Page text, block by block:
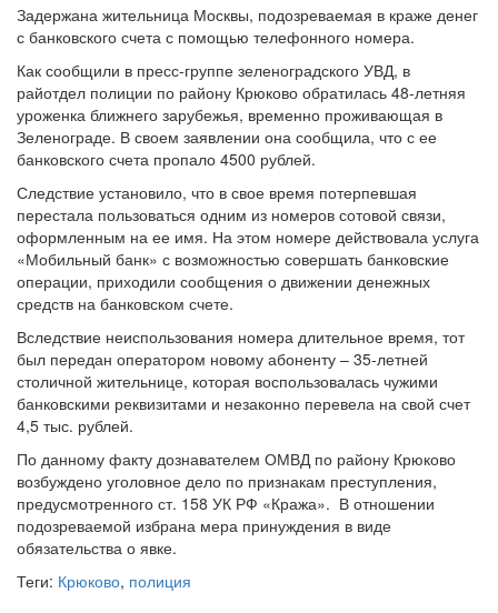
Задержана жительница Москвы, подозреваемая в краже денег
с банковского счета с помощью телефонного номера.
Как сообщили в пресс-группе зеленоградского УВД, в
райотдел полиции по району Крюково обратилась 48-летняя
уроженка ближнего зарубежья, временно проживающая в
Зеленограде. В своем заявлении она сообщила, что с ее
банковского счета пропало 4500 рублей.
Следствие установило, что в свое время потерпевшая
перестала пользоваться одним из номеров сотовой связи,
оформленным на ее имя. На этом номере действовала услуга
«Мобильный банк» с возможностью совершать банковские
операции, приходили сообщения о движении денежных
средств на банковском счете.
Вследствие неиспользования номера длительное время, тот
был передан оператором новому абоненту – 35-летней
столичной жительнице, которая воспользовалась чужими
банковскими реквизитами и незаконно перевела на свой счет
4,5 тыс. рублей.
По данному факту дознавателем ОМВД по району Крюково
возбуждено уголовное дело по признакам преступления,
предусмотренного ст. 158 УК РФ «Кража». В отношении
подозреваемой избрана мера принуждения в виде
обязательства о явке.
Теги: Крюково, полиция